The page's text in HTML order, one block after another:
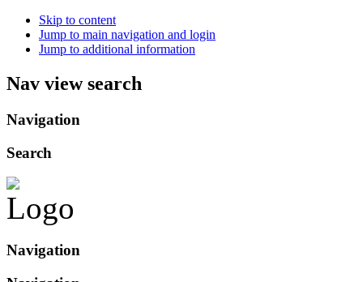
Skip to content
Jump to main navigation and login
Jump to additional information
Nav view search
Navigation
Search
Navigation